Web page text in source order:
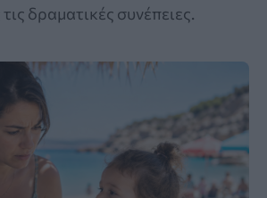
δραματικές συνέπειες.